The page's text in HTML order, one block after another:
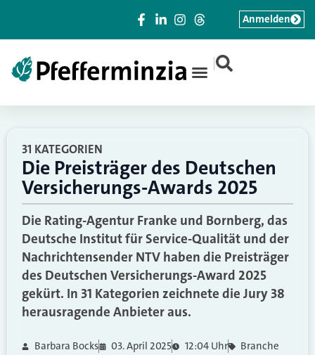
|
Anmelden
31 KATEGORIEN
Die Preisträger des Deutschen
Versicherungs-Awards 2025
Die Rating-Agentur Franke und Bornberg, das
Deutsche Institut für Service-Qualität und der
Nachrichtensender NTV haben die Preisträger
des Deutschen Versicherungs-Award 2025
gekürt. In 31 Kategorien zeichnete die Jury 38
herausragende Anbieter aus.
Barbara Bocks 03. April 2025 12:04 Uhr Branche